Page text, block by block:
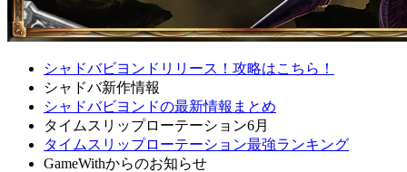
シャドバビヨンドリリース！攻略はこちら！
シャドバ新作情報
シャドバビヨンドの最新情報まとめ
タイムスリップローテーション6月
タイムスリップローテーション最強ランキング
GameWithからのお知らせ